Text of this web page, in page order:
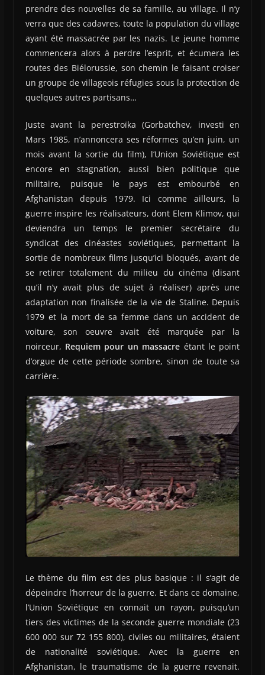
prendre des nouvelles de sa famille, au village. Il n’y
verra que des cadavres, toute la population du village
ayant été massacrée par les nazis. Le jeune homme
commencera alors à perdre l’esprit, et écumera les
routes des Biélorussie, son chemin le faisant croiser
un groupe de villageois réfugies sous la protection de
quelques autres partisans…
Juste avant la perestroïka (Gorbatchev, investi en
Mars 1985, n’annoncera ses réformes qu’en juin, un
mois avant la sortie du film), l’Union Soviétique est
encore en stagnation, aussi bien politique que
militaire, puisque le pays est embourbé en
Afghanistan depuis 1979. Ici comme ailleurs, la
guerre inspire les réalisateurs, dont Elem Klimov, qui
deviendra un temps le premier secrétaire du
syndicat des cinéastes soviétiques, permettant la
sortie de nombreux films jusqu’ici bloqués, avant de
se retirer totalement du milieu du cinéma (disant
qu’il n’y avait plus de sujet à réaliser) après une
adaptation non finalisée de la vie de Staline. Depuis
1979 et la mort de sa femme dans un accident de
voiture, son oeuvre avait été marquée par la
noirceur, Requiem pour un massacre étant le point
d’orgue de cette période sombre, sinon de toute sa
carrière.
Le thème du film est des plus basique : il s’agit de
dépeindre l’horreur de la guerre. Et dans ce domaine,
l’Union Soviétique en connait un rayon, puisqu’un
tiers des victimes de la seconde guerre mondiale (23
600 000 sur 72 155 800), civiles ou militaires, étaient
de nationalité soviétique. Avec la guerre en
Afghanistan, le traumatisme de la guerre revenait.